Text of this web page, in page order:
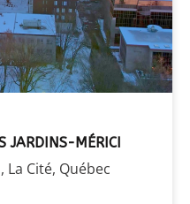
JARDINS-MÉRICI
La Cité, Québec